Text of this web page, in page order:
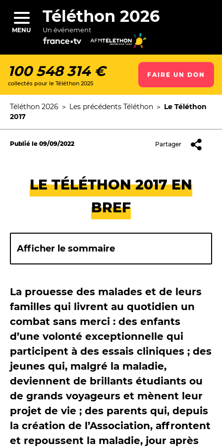
contenu
principal
MENU
Téléthon 2026
Un événement
100 548 314 €
collectés pour le Téléthon 2025
FAIRE UN DON
Fil
Téléthon 2026 Les précédents Téléthon
Le Téléthon
2017
Publié le 09/09/2022 Partager
LE TÉLÉTHON 2017 EN
BREF
Afficher le sommaire
La prouesse des malades et de leurs
familles qui livrent au quotidien un
combat sans merci : des enfants
d’une volonté exceptionnelle qui
participent à des essais cliniques ; des
jeunes qui, malgré la maladie,
deviennent de brillants étudiants ou
de grands voyageurs et mènent leur
projet de vie ; des parents qui, depuis
la création de l’Association, affrontent
et repoussent la maladie, jour après